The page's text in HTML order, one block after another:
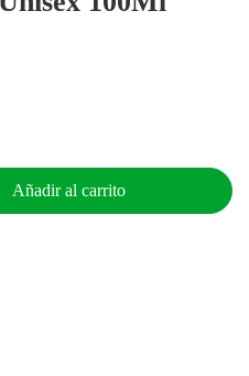
Añadir al carrito